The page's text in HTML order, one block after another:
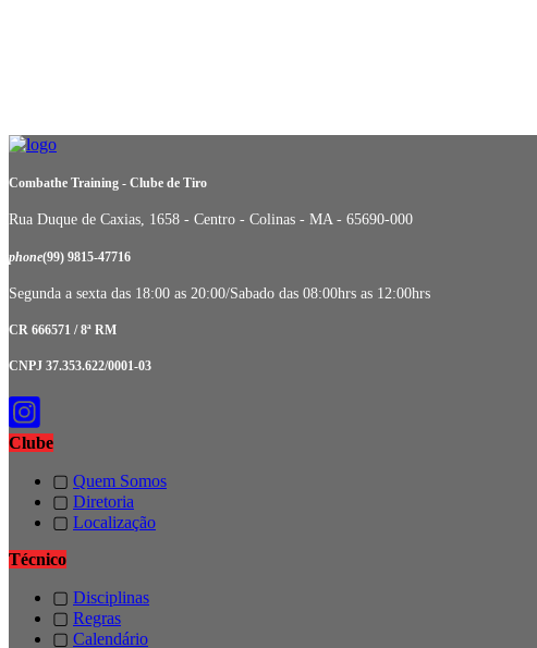
Combathe Training - Clube de Tiro
Rua Duque de Caxias, 1658 - Centro - Colinas - MA - 65690-000
phone(99) 9815-47716
Segunda a sexta das 18:00 as 20:00/Sabado das 08:00hrs as 12:00hrs
CR 666571 / 8ª RM
CNPJ 37.353.622/0001-03
Clube
▢ Quem Somos
▢ Diretoria
▢ Localização
Técnico
▢ Disciplinas
▢ Regras
▢ Calendário